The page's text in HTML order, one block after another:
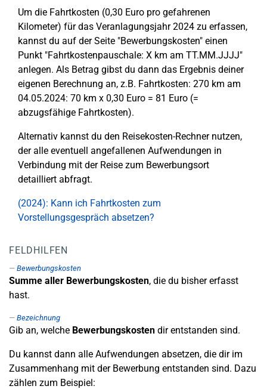
Um die Fahrtkosten (0,30 Euro pro gefahrenen
Kilometer) für das Veranlagungsjahr 2024 zu erfassen,
kannst du auf der Seite "Bewerbungskosten" einen
Punkt "Fahrtkostenpauschale: X km am TT.MM.JJJJ"
anlegen. Als Betrag gibst du dann das Ergebnis deiner
eigenen Berechnung an, z.B. Fahrtkosten: 270 km am
04.05.2024: 70 km x 0,30 Euro = 81 Euro (=
abzugsfähige Fahrtkosten).
Alternativ kannst du den Reisekosten-Rechner nutzen,
der alle eventuell angefallenen Aufwendungen in
Verbindung mit der Reise zum Bewerbungsort
detailliert abfragt.
(2024): Kann ich Fahrtkosten zum
Vorstellungsgespräch absetzen?
FELDHILFEN
Bewerbungskosten
Summe aller Bewerbungskosten, die du bisher erfasst
hast.
Bezeichnung
Gib an, welche Bewerbungskosten dir entstanden sind.
Du kannst dann alle Aufwendungen absetzen, die dir im
Zusammenhang mit der Bewerbung entstanden sind. Dazu
zählen zum Beispiel: